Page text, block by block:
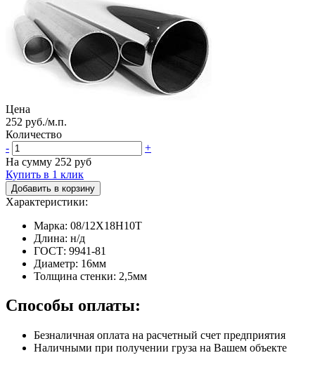
Цена
252 руб./м.п.
Количество
-
+
На сумму 252 руб
Купить в 1 клик
Добавить в корзину
Характеристики:
Марка: 08/12Х18Н10Т
Длина: н/д
ГОСТ: 9941-81
Диаметр: 16мм
Толщина стенки: 2,5мм
Способы оплаты:
Безналичная оплата на расчетный счет предприятия
Наличными при получении груза на Вашем объекте